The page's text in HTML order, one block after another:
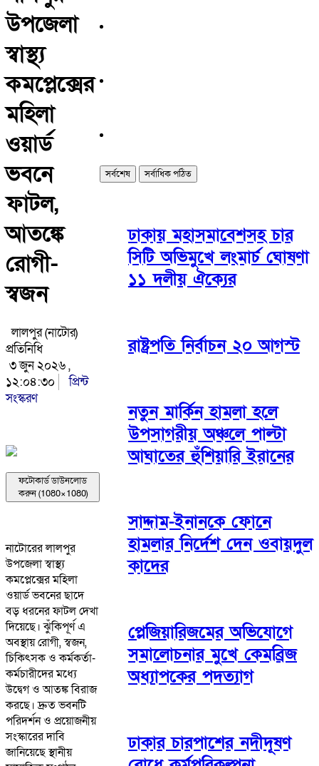
উপজেলা
স্বাস্থ্য
কমপ্লেক্সের
মহিলা
ওয়ার্ড
ভবনে
ফাটল,
আতঙ্কে
রোগী-
স্বজন
লালপুর (নাটোর)
প্রতিনিধি
৩ জুন ২০২৬ ,
১২:০৪:৩০
প্রিন্ট
সংস্করণ
ফটোকার্ড ডাউনলোড
করুন (1080×1080)
নাটোরের লালপুর
উপজেলা স্বাস্থ্য
কমপ্লেক্সের মহিলা
ওয়ার্ড ভবনের ছাদে
বড় ধরনের ফাটল দেখা
দিয়েছে। ঝুঁকিপূর্ণ এ
অবস্থায় রোগী, স্বজন,
চিকিৎসক ও কর্মকর্তা-
কর্মচারীদের মধ্যে
উদ্বেগ ও আতঙ্ক বিরাজ
করছে। দ্রুত ভবনটি
পরিদর্শন ও প্রয়োজনীয়
সংস্কারের দাবি
জানিয়েছে স্থানীয়
সর্বশেষ সর্বাধিক পঠিত
ঢাকায় মহাসমাবেশসহ চার
সিটি অভিমুখে লংমার্চ ঘোষণা
১১ দলীয় ঐক্যের
রাষ্ট্রপতি নির্বাচন ২০ আগস্ট
নতুন মার্কিন হামলা হলে
উপসাগরীয় অঞ্চলে পাল্টা
আঘাতের হুঁশিয়ারি ইরানের
সাদ্দাম-ইনানকে ফোনে
হামলার নির্দেশ দেন ওবায়দুল
কাদের
প্লেজিয়ারিজমের অভিযোগে
সমালোচনার মুখে কেমব্রিজ
অধ্যাপকের পদত্যাগ
ঢাকার চারপাশের নদীদূষণ